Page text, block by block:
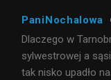
PaniNochalowa
Dlaczego w
sylwestrowej a
tak nisko upadło